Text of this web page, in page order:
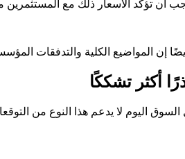
يجب أن تؤكد الأسعار ذلك مع
إن المواضيع الكلية والتدفقات
أكثر تشككًا
اليوم لا يدعم هذا النوع من